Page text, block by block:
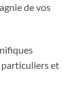
de vos
particuliers et